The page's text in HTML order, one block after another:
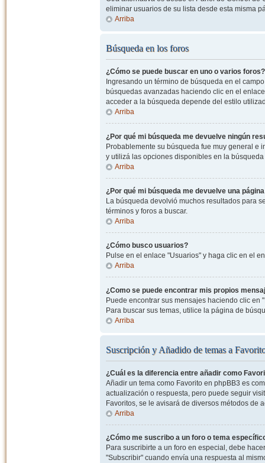
eliminar usuarios de su lista desde esta misma
Arriba
Búsqueda en los foros
¿Cómo se puede buscar en uno o varios foros?
Ingresando un término de búsqueda en el
búsquedas avanzadas haciendo clic en el
acceder a la búsqueda depende del estilo
Arriba
¿Por qué mi búsqueda me devuelve ningún
Probablemente su búsqueda fue muy general e
y utilizá las opciones disponibles en la
Arriba
¿Por qué mi búsqueda me devuelve una
La búsqueda devolvió muchos resultados para
términos y foros a buscar.
Arriba
¿Cómo busco usuarios?
Pulse en el enlace "Usuarios" y haga clic en el
Arriba
¿Como se puede encontrar mis propios
Puede encontrar sus mensajes haciendo clic en
Para buscar sus temas, utilice la página de
Arriba
Suscripción y Añadido de temas a
¿Cuál es la diferencia entre añadir como
Añadir un tema como Favorito en phpBB3 es
actualización o respuesta, pero puede seguir
Favoritos, se le avisará de diversos métodos de
Arriba
¿Cómo me suscribo a un foro o tema
Para suscribirte a un foro en especial, debe
"Subscribir" cuando envía una respuesta al